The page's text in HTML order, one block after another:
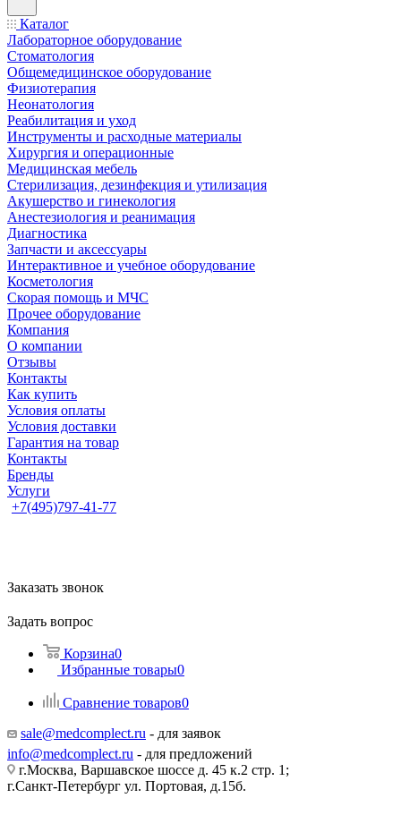
Каталог
Лабораторное оборудование
Стоматология
Общемедицинское оборудование
Физиотерапия
Неонатология
Реабилитация и уход
Инструменты и расходные материалы
Хирургия и операционные
Медицинская мебель
Стерилизация, дезинфекция и утилизация
Акушерство и гинекология
Анестезиология и реанимация
Диагностика
Запчасти и аксессуары
Интерактивное и учебное оборудование
Косметология
Скорая помощь и МЧС
Прочее оборудование
Компания
О компании
Отзывы
Контакты
Как купить
Условия оплаты
Условия доставки
Гарантия на товар
Контакты
Бренды
Услуги
+7(495)797-41-77
Заказать звонок
Задать вопрос
Корзина0
Избранные товары0
Сравнение товаров0
sale@medcomplect.ru - для заявок
info@medcomplect.ru - для предложений
г.Москва, Варшавское шоссе д. 45 к.2 стр. 1;
г.Санкт-Петербург ул. Портовая, д.15б.